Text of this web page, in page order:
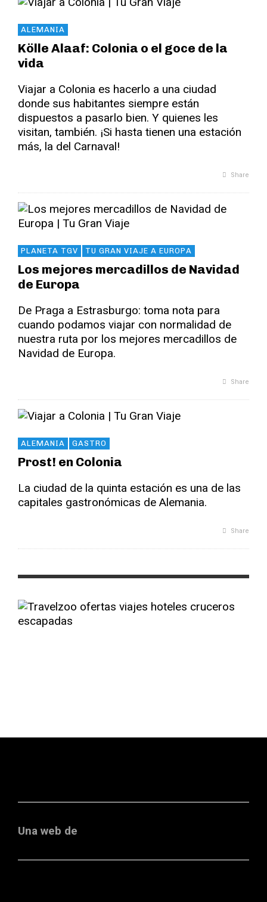
ALEMANIA
Kölle Alaaf: Colonia o el goce de la
vida
Viajar a Colonia es hacerlo a una ciudad
donde sus habitantes siempre están
dispuestos a pasarlo bien. Y quienes les
visitan, también. ¡Si hasta tienen una estación
más, la del Carnaval!
Share
PLANETA TGV TU GRAN VIAJE A EUROPA
Los mejores mercadillos de Navidad
de Europa
De Praga a Estrasburgo: toma nota para
cuando podamos viajar con normalidad de
nuestra ruta por los mejores mercadillos de
Navidad de Europa.
Share
ALEMANIA GASTRO
Prost! en Colonia
La ciudad de la quinta estación es una de las
capitales gastronómicas de Alemania.
Share
Una web de